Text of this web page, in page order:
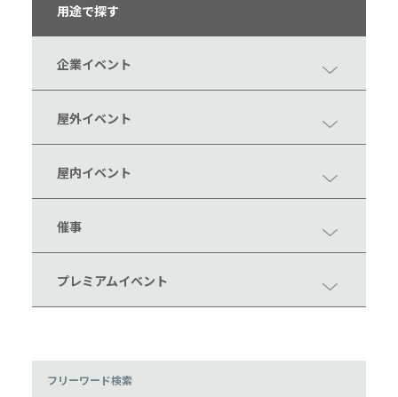
用途で探す
企業イベント
屋外イベント
屋内イベント
催事
プレミアムイベント
フリーワード検索